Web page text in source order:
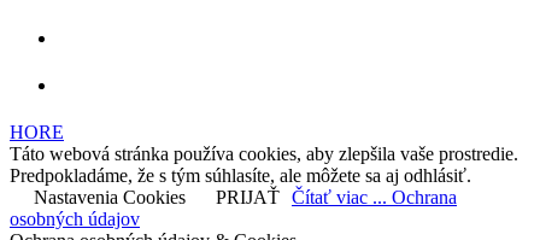
HORE
Táto webová stránka používa cookies, aby zlepšila vaše prostredie.
Predpokladáme, že s tým súhlasíte, ale môžete sa aj odhlásiť.
Nastavenia Cookies
PRIJAŤ Čítať viac ... Ochrana
osobných údajov